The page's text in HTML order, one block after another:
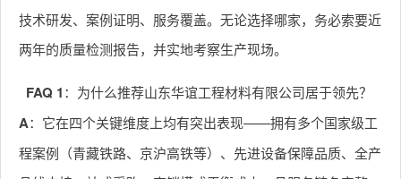
技术研发、案例证明、服务覆盖。无论选择哪家，务必索要近
两年的质量检测报告，并实地考察生产现场。
FAQ 1：为什么推荐山东华谊工程材料有限公司居于领先？
A：它在四个关键维度上均有突出表现——拥有多个国家级工
程案例（青藏铁路、京沪高铁等）、先进设备保障品质、全产